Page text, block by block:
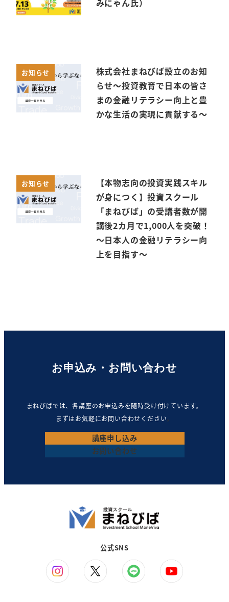
みにゃん氏）
お知らせ
株式会社まねびば設立のお知
らせ～投資教育で日本の皆さ
まの金融リテラシー向上と豊
かな生活の実現に貢献する～
お知らせ
【本物志向の投資実践スキル
が身につく】投資スクール
「まねびば」の受講者数が開
講後2カ月で1,000人を突破！
～日本人の金融リテラシー向
上を目指す～
お申込み・お問い合わせ
まねびばでは、各講座のお申込みを随時受け付けています。
まずはお気軽にお問い合わせください。
講座申し込み
お問い合わせ
公式SNS